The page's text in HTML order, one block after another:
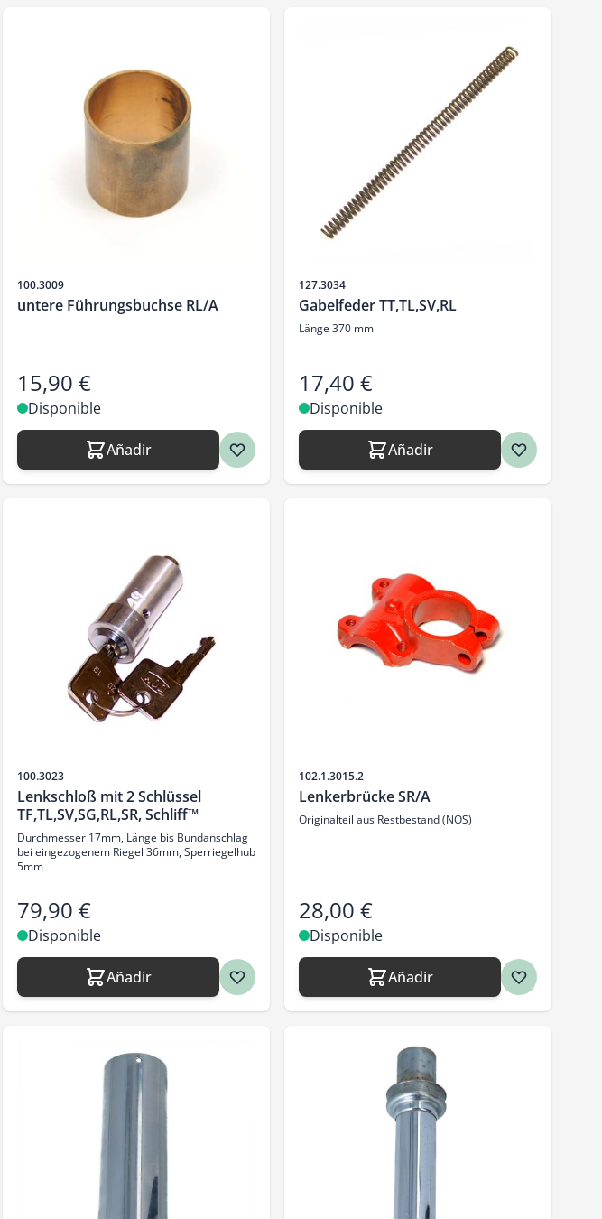
SKU
100.3009
untere Führungsbuchse RL/A
15,90 €
Disponible
Añadir
SKU
127.3034
Gabelfeder TT,TL,SV,RL
Länge 370 mm
17,40 €
Disponible
Añadir
SKU
100.3023
Lenkschloß mit 2 Schlüssel
TF,TL,SV,SG,RL,SR, Schliff™
Durchmesser 17mm, Länge bis Bundanschlag
bei eingezogenem Riegel 36mm, Sperriegelhub
5mm
79,90 €
Disponible
Añadir
SKU
102.1.3015.2
Lenkerbrücke SR/A
Originalteil aus Restbestand (NOS)
28,00 €
Disponible
Añadir